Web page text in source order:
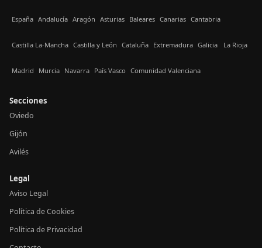
España Andalucía Aragón Asturias Baleares Canarias Cantabria
Castilla La-Mancha Castilla y León Cataluña Extremadura Galicia La Rioja
Madrid Murcia Navarra País Vasco Comunidad Valenciana
Secciones
Oviedo
Gijón
Avilés
Legal
Aviso Legal
Política de Cookies
Política de Privacidad